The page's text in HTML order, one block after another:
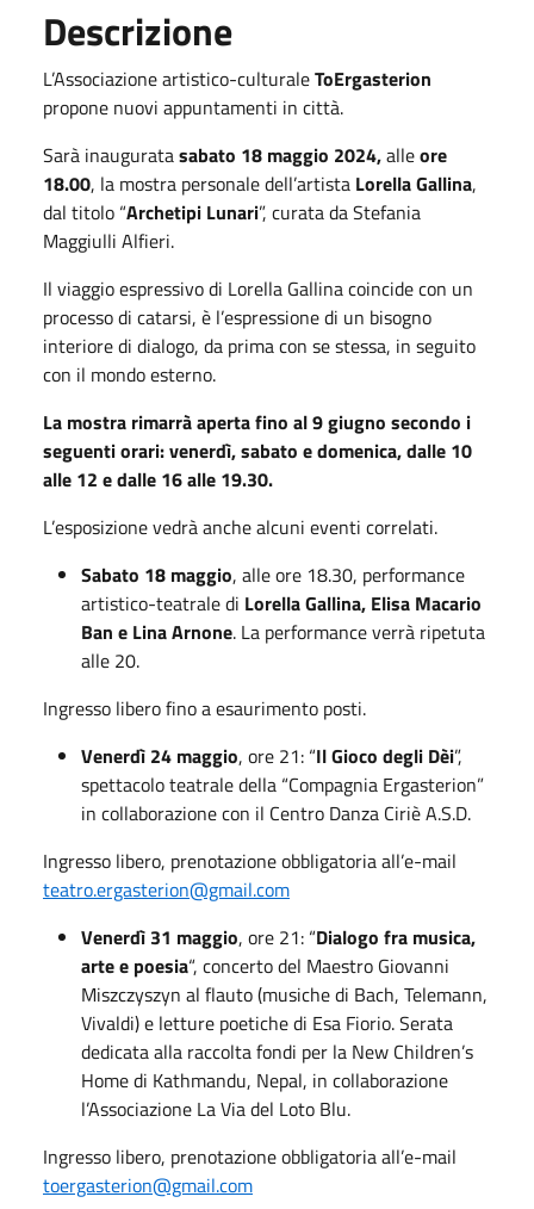
Descrizione
L’Associazione artistico-culturaleToErgasterion
propone nuovi appuntamenti in città.
Sarà inauguratasabato 18 maggio 2024,alleore
18.00, la mostra personale dell’artista Lorella Gallina,
dal titolo “Archetipi Lunari”, curata da Stefania
Maggiulli Alfieri.
Il viaggio espressivo di Lorella Gallina coincide con un
processo di catarsi, è l’espressione di un bisogno
interiore di dialogo, da prima con se stessa, in seguito
con il mondo esterno.
La mostra rimarrà aperta fino al 9 giugno secondo i
seguenti orari: venerdì, sabato e domenica, dalle 10
alle 12 e dalle 16 alle 19.30.
L’esposizione vedrà anche alcuni eventi correlati.
Sabato 18 maggio, alle ore 18.30, performance
artistico-teatrale di Lorella Gallina, Elisa Macario
Ban e Lina Arnone. La performance verrà ripetuta
alle 20.
Ingresso libero fino a esaurimento posti.
Venerdì 24 maggio, ore 21: “Il Gioco degli Dèi”,
spettacolo teatrale della “Compagnia Ergasterion”
in collaborazione con il Centro Danza Ciriè A.S.D.
Ingresso libero, prenotazione obbligatoria all’e-mail
teatro.ergasterion@gmail.com
Venerdì 31 maggio, ore 21: “Dialogo fra musica,
arte e poesia“, concerto del Maestro Giovanni
Miszczyszyn al flauto (musiche di Bach, Telemann,
Vivaldi) e letture poetiche di Esa Fiorio. Serata
dedicata alla raccolta fondi per la New Children’s
Home di Kathmandu, Nepal, in collaborazione
l’Associazione La Via del Loto Blu.
Ingresso libero, prenotazione obbligatoria all’e-mail
toergasterion@gmail.com